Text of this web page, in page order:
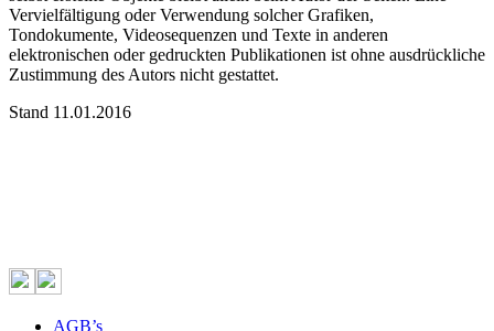
Vervielfältigung oder Verwendung solcher Grafiken,
Tondokumente, Videosequenzen und Texte in anderen
elektronischen oder gedruckten Publikationen ist ohne ausdrückliche
Zustimmung des Autors nicht gestattet.
Stand 11.01.2016
AGB’s